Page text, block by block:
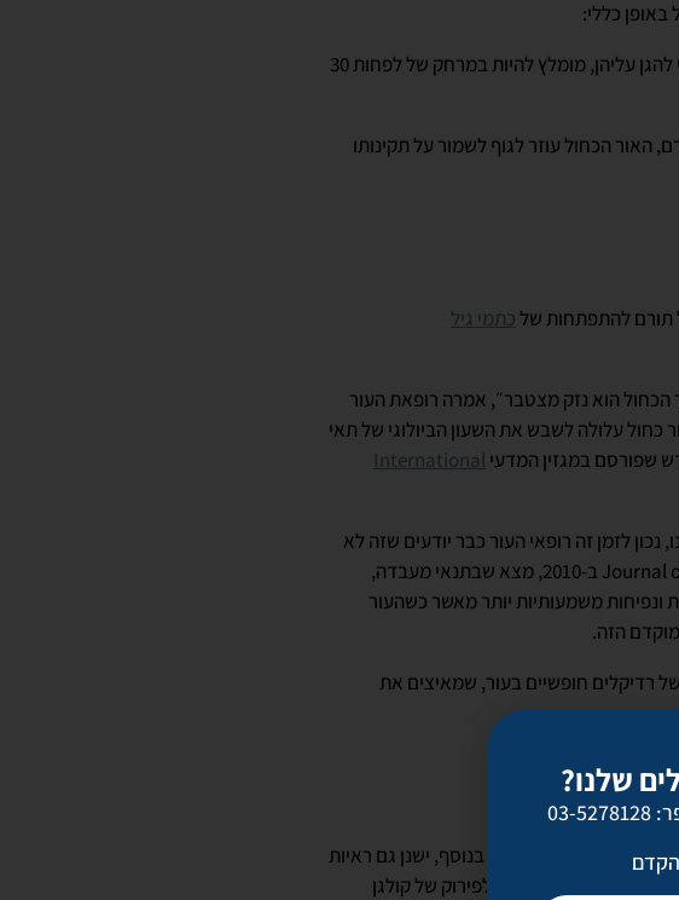
באופן כללי:
השפעותיו המזיקות של האור הכחול על העיניים כבר מוכרות היטב ברפואה וכדי להגן עליהן, מומלץ להיות במרחק של לפחות 30
האור הכחול עוזר לגוף לשמור על תקינותו
תורם להתפתחות שלכתמי גיל
הוא נזק מצטבר״, אמרה רופאת העור
עלולה לשבש את השעון הביולוגי של תאי
שפורסם במגזין המדעי International
לזמן זה רופאי העור כבר יודעים שזה לא
נראה טוב. מחקר קטן שפורסם בכתב העת המקצועי Journal of Investigative Dermatology ב-2010, מצא שבתנאי מעבדה,
משמעותיות יותר מאשר כשהעור
הזה.
את הייצור של רדיקלים חופשיים בעור, שמאיצים את
להיפרפיגמנטציה. בנוסף, ישנן גם ראיות
גורם לדלקת, שגורמת לפירוק של קולגן
שלנו?